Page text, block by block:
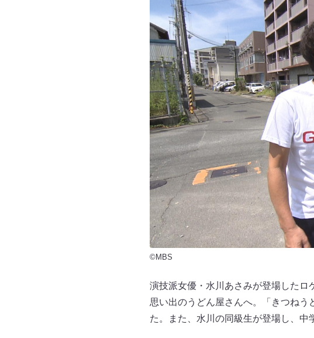
©MBS
演技派女優・水川あさみが登場したロ
思い出のうどん屋さんへ。「きつね
た。また、水川の同級生が登場し、中